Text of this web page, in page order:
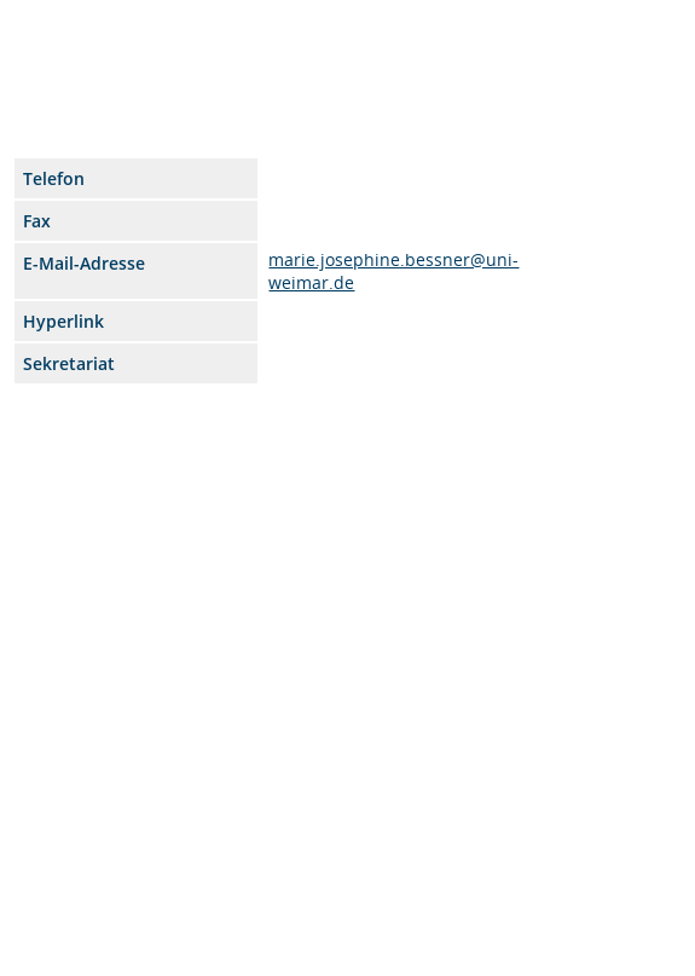
Telefon
Fax
E-Mail-Adresse
marie.josephine.bessner@uni-
weimar.de
Hyperlink
Sekretariat